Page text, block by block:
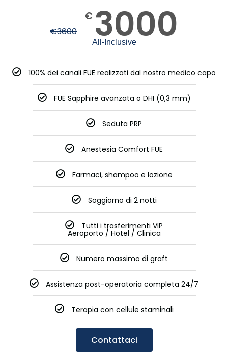
€3600
€ 3000
All-Inclusive
100% dei canali FUE realizzati dal nostro medico capo
FUE Sapphire avanzata o DHI (0,3 mm)
Seduta PRP
Anestesia Comfort FUE
Farmaci, shampoo e lozione
Soggiorno di 2 notti
Tutti i trasferimenti VIP
Aeroporto / Hotel / Clinica
Numero massimo di graft
Assistenza post-operatoria completa 24/7
Terapia con cellule staminali
Contattaci